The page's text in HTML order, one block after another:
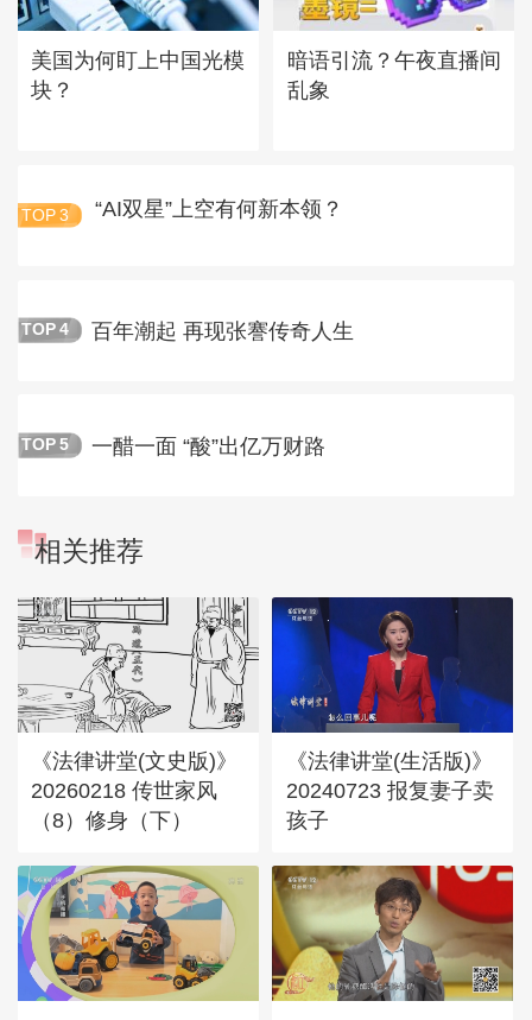
美国为何盯上中国光模
块？
暗语引流？午夜直播间
乱象
TOP 3 “AI双星”上空有何新本领？
TOP 4 百年潮起 再现张謇传奇人生
TOP 5 一醋一面 “酸”出亿万财路
相关推荐
《法律讲堂(文史版)》
20260218 传世家风
（8）修身（下）
《法律讲堂(生活版)》
20240723 报复妻子卖
孩子